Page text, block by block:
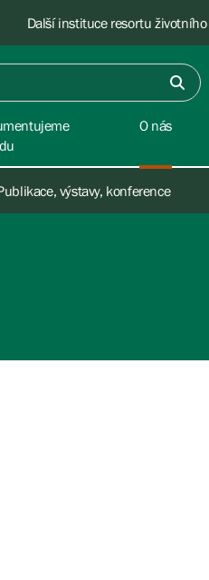
Další instituce resortu
O nás
výstavy, konference